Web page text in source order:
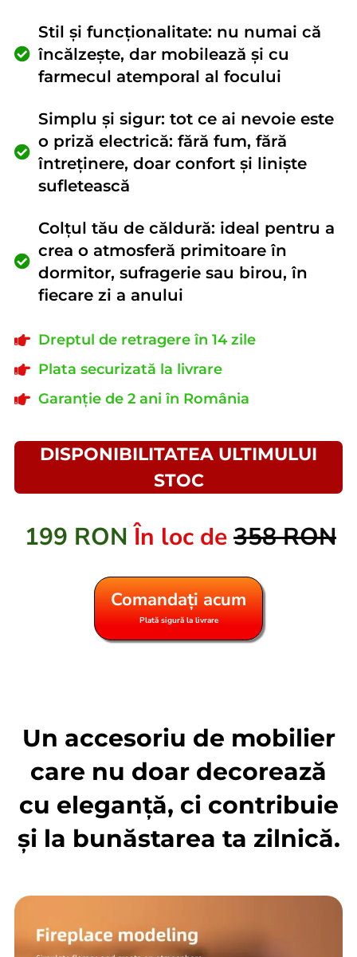
Stil și funcționalitate: nu numai că
încălzește, dar mobilează și cu
farmecul atemporal al focului
Simplu și sigur: tot ce ai nevoie este
o priză electrică: fără fum, fără
întreținere, doar confort și liniște
sufletească
Colțul tău de căldură: ideal pentru a
crea o atmosferă primitoare în
dormitor, sufragerie sau birou, în
fiecare zi a anului
Dreptul de retragere în 14 zile
Plata securizată la livrare
Garanție de 2 ani în România
DISPONIBILITATEA ULTIMULUI
STOC
199 RONÎn loc de358 RON
Comandați acum
Plată sigură la livrare
Un accesoriu de mobilier
care nu doar decorează
cu eleganță, ci contribuie
și la bunăstarea ta zilnică.